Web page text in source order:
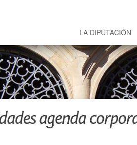
LA DIPUTACIÓN
agenda